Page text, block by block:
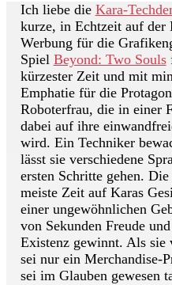
Ich liebe die Kara-
kurze, in Echtzeit auf der
Werbung für die
Spiel Beyond: Two Souls
kürzester Zeit und mit
Emphatie für die
Roboterfrau, die in einer
dabei auf ihre
wird. Ein Techniker
lässt sie verschiedene
ersten Schritte gehen.
meiste Zeit auf Karas
einer ungewöhnlichen
von Sekunden Freude
Existenz gewinnt. Als sie
sei nur ein Merchandise-
sei im Glauben gewesen